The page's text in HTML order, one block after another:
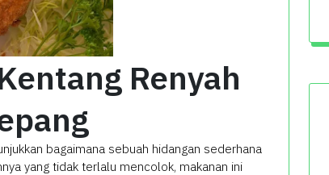
Renyah
bagaimana sebuah hidangan sederhana
yang tidak terlalu mencolok, makanan ini